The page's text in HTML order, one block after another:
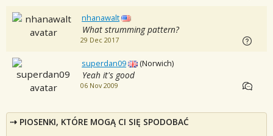
nhanawalt
What strumming pattern?
29 Dec 2017
superdan09 (Norwich)
Yeah it's good
06 Nov 2009
PIOSENKI, KTÓRE MOGĄ CI SIĘ SPODOBAĆ